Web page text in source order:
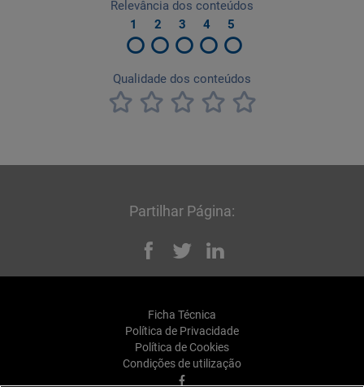
Partilhar Página:
Facebook
Twitter
Ficha Técnica
Política de Privacidade
Política de Cookies
Condições de utilização